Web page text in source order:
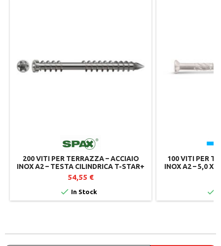
200 VITI PER TERRAZZA – ACCIAIO
INOX A2 – TESTA CILINDRICA T-STAR+
T25, CUT, FILETTO DI FISSAGGIO IN 2
PARTI
54,55 €
 In Stock
100 VITI PER
INOX A2 – 5,0 X
